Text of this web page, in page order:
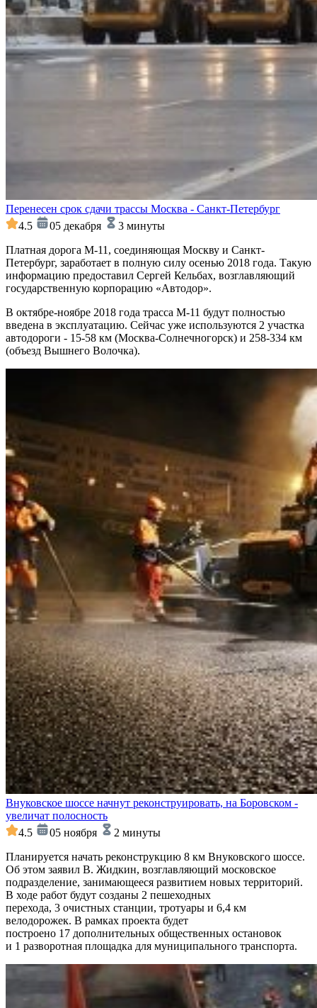
Перенесен срок сдачи трассы Москва - Санкт-Петербург
4.5
05 декабря
3 минуты
Платная дорога М-11, соединяющая Москву и Санкт-
Петербург, заработает в полную силу осенью 2018 года. Такую
информацию предоставил Сергей Кельбах, возглавляющий
государственную корпорацию «Автодор».
В октябре-ноябре 2018 года трасса М-11 будут полностью
введена в эксплуатацию. Сейчас уже используются 2 участка
автодороги - 15-58 км (Москва-Солнечногорск) и 258-334 км
(объезд Вышнего Волочка).
Внуковское шоссе начнут реконструировать, на Боровском -
увеличат полосность
4.5
05 ноября
2 минуты
Планируется начать реконструкцию 8 км Внуковского шоссе.
Об этом заявил В. Жидкин, возглавляющий московское
подразделение, занимающееся развитием новых территорий.
В ходе работ будут созданы 2 пешеходных
перехода, 3 очистных станции, тротуары и 6,4 км
велодорожек. В рамках проекта будет
построено 17 дополнительных общественных остановок
и 1 разворотная площадка для муниципального транспорта.